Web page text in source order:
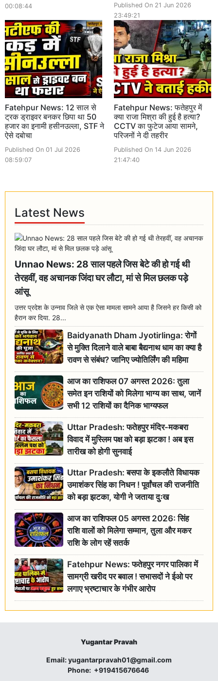
00:08:44
Published On 21 Jun 2026
23:49:21
Fatehpur News: 12 साल से
ट्रक ड्राइवर बनकर छिपा था 50
हजार का इनामी हसीनउल्ला, STF ने
ऐसे दबोचा
Published On 01 Jul 2026
08:59:07
Fatehpur News: फतेहपुर में
क्या राजा मिश्रा की हुई है हत्या?
CCTV का फुटेज आया सामने,
परिजनों ने दी तहरीर
Published On 14 Jun 2026
21:47:40
Latest News
Unnao News: 28 साल पहले जिस बेटे की हो गई थी
तेरहवीं, वह अचानक जिंदा घर लौटा, मां से मिल छलक पड़े
आंसू
उत्तर प्रदेश के उन्नाव जिले से एक ऐसा मामला सामने आया है जिसने हर किसी को
हैरान कर दिया. 28...
Baidyanath Dham Jyotirlinga: रोगों
से मुक्ति दिलाने वाले बाबा बैद्यनाथ धाम का क्या है
रावण से संबंध? जानिए ज्योतिर्लिंग की महिमा
आज का राशिफल 07 अगस्त 2026: तुला
समेत इन राशियों को मिलेगा भाग्य का साथ, जानें
सभी 12 राशियों का दैनिक भाग्यफल
Uttar Pradesh: फतेहपुर मंदिर-मकबरा
विवाद में मुस्लिम पक्ष को बड़ा झटका ! अब इस
तारीख को होगी सुनवाई
Uttar Pradesh: बसपा के इकलौते विधायक
उमाशंकर सिंह का निधन ! पूर्वांचल की राजनीति
को बड़ा झटका, योगी ने जताया दुःख
आज का राशिफल 05 अगस्त 2026: सिंह
राशि वालों को मिलेगा सम्मान, तुला और मकर
राशि के लोग रहें सतर्क
Fatehpur News: फतेहपुर नगर पालिका में
सामग्री खरीद पर बवाल ! सभासदों ने ईओ पर
लगाए भ्रष्टाचार के गंभीर आरोप
Yugantar Pravah
Email:yugantarpravah01@gmail.com
Phone: +919415676646